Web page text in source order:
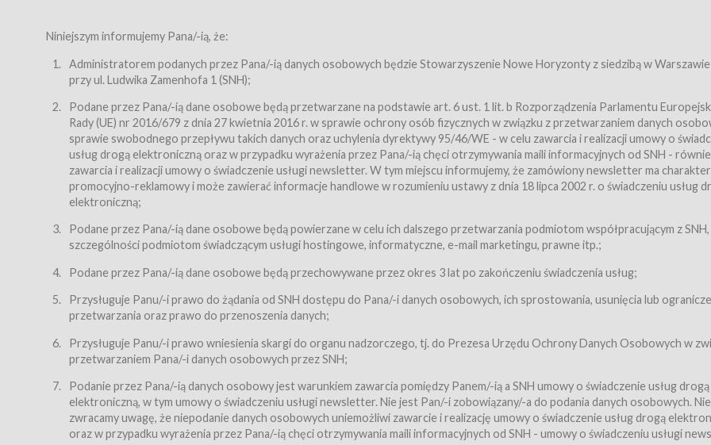
Bilety – wybrane dokumenty potwierdzające zawarcie umowy z Usługodawcą i uprawniające do wzięcia udziału w Wydarzeniu,
przewidziane przez Usługodawcę dla danego Wydarzenia, tj. uprawniające do uczestnictwa w wielu albo w pojedynczych seansach
filmowych, wydarzeniach specjalnych i koncertach;
Sklep – sklep internetowy prowadzony przez Usługodawcę w Serwisie;
Regulamin – niniejszy regulamin.
§ 2
Postanowienia ogólne
Regulamin określa zasady:
świadczenia Usługobiorcom Usług przez Usługodawcę, z zastrzeżeniem usług, o których mowa w ust. 2 pkt. 4 i 5 poniżej,
zasady świadczenia precyzują odrębne regulaminy,
przetwarzania przez Usługodawcę danych osobowych Usługobiorców będących osobami fizycznymi.
Usługodawca świadczy w szczególności następujące Usługi:Usługodawca świadczy Usługi drogą elektroniczną w rozumieniu
dnia 18 lipca 2002 r. o świadczeniu usług drogą elektroniczną (Dz.U. z 2002 r., Nr 144, poz. 1204, z późń. zm.). Usługi świadczone są
nieodpłatnie.
usługę przeglądania i odczytywania przez Usługobiorców materiałów zamieszczanych w Serwisie,
usługę newsletter,
usługę zawierania na odległość umów nabycia Karnetów i Biletów,
usługę zawierania na odległość umów sprzedaży w Sklepie.
Usługodawca świadczy Usługi drogą elektroniczną w rozumieniu ustawy z dnia 18 lipca 2002 r. o świadczeniu usług drogą
(Dz.U. z 2002 r., Nr 144, poz. 1204, z późń. zm.). Usługi świadczone są nieodpłatnie.
Niniejszym informujemy Pana/-ią, że:
Administratorem podanych przez Pana/-ią danych osobowych będzie Stowarzyszenie Nowe Horyzonty z siedzibą w
przy ul. Ludwika Zamenhofa 1 (SNH);
Podane przez Pana/-ią dane osobowe będą przetwarzane na podstawie art. 6 ust. 1 lit. b Rozporządzenia Parlamentu
Rady (UE) nr 2016/679 z dnia 27 kwietnia 2016 r. w sprawie ochrony osób fizycznych w związku z przetwarzaniem danych
sprawie swobodnego przepływu takich danych oraz uchylenia dyrektywy 95/46/WE - w celu zawarcia i realizacji umowy o
usług drogą elektroniczną oraz w przypadku wyrażenia przez Pana/-ią chęci otrzymywania maili informacyjnych od SNH -
zawarcia i realizacji umowy o świadczenie usługi newsletter. W tym miejscu informujemy, że zamówiony newsletter ma charakter
promocyjno-reklamowy i może zawierać informacje handlowe w rozumieniu ustawy z dnia 18 lipca 2002 r. o świadczeniu usług
elektroniczną;
Podane przez Pana/-ią dane osobowe będą powierzane w celu ich dalszego przetwarzania podmiotom współpracującym z
szczególności podmiotom świadczącym usługi hostingowe, informatyczne, e-mail marketingu, prawne itp.;
Podane przez Pana/-ią dane osobowe będą przechowywane przez okres 3 lat po zakończeniu świadczenia usług;
Przysługuje Panu/-i prawo do żądania od SNH dostępu do Pana/-i danych osobowych, ich sprostowania, usunięcia lub
przetwarzania oraz prawo do przenoszenia danych;
Przysługuje Panu/-i prawo wniesienia skargi do organu nadzorczego, tj. do Prezesa Urzędu Ochrony Danych Osobowych w
przetwarzaniem Pana/-i danych osobowych przez SNH;
Podanie przez Pana/-ią danych osobowy jest warunkiem zawarcia pomiędzy Panem/-ią a SNH umowy o świadczenie usług drogą
elektroniczną, w tym umowy o świadczeniu usługi newsletter. Nie jest Pan/-i zobowiązany/-a do podania danych osobowych.
zwracamy uwagę, że niepodanie danych osobowych uniemożliwi zawarcie i realizację umowy o świadczenie usług drogą
oraz w przypadku wyrażenia przez Pana/-ią chęci otrzymywania maili informacyjnych od SNH - umowy o świadczeniu usługi